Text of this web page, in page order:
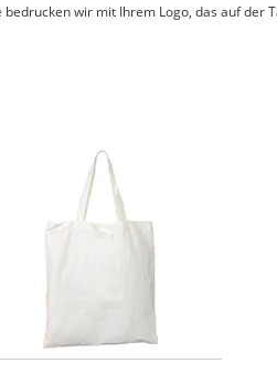
wir mit Ihrem Logo, das auf der